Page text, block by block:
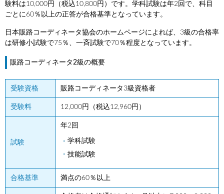
験料は10,000円（税込10,800円）です。学科試験は年2回で、科目
ごとに60％以上の正答が合格基準となっています。
日本販路コーディネータ協会のホームページによれば、3級の合格率
は研修小試験で75％、一斉試験で70％程度となっています。
販路コーディネータ2級の概要
受験資格 販路コーディネータ3級資格者
受験料 12,000円（税込12,960円）
試験
年2回
学科試験
技能試験
合格基準 満点の60％以上